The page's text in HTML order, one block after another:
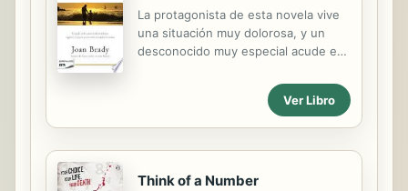
La protagonista de esta novela vive
una situación muy dolorosa, y un
desconocido muy especial acude en
esperanza. Una nueva historia en la
que Joan Brady nos dice que Dios es
Ver Libro
Think of a Number